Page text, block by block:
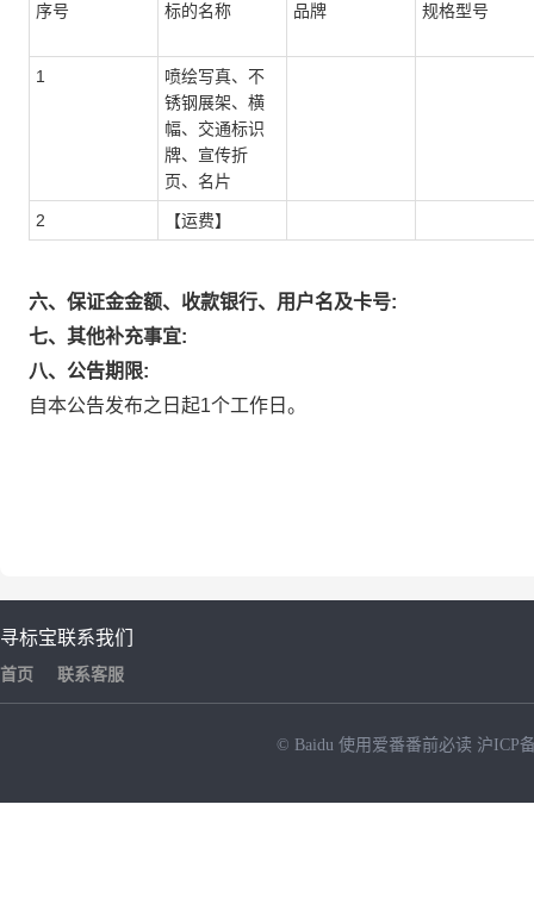
序号 标的名称 品牌 规格型号
1
喷绘写真、不
锈钢展架、横
幅、交通标识
牌、宣传折
页、名片
2 【运费】
六、保证金金额、收款银行、用户名及卡号:
七、其他补充事宜:
八、公告期限:
自本公告发布之日起1个工作日。
寻标宝
首页
联系我们
联系客服
© Baidu 使用爱番番前必读 沪ICP